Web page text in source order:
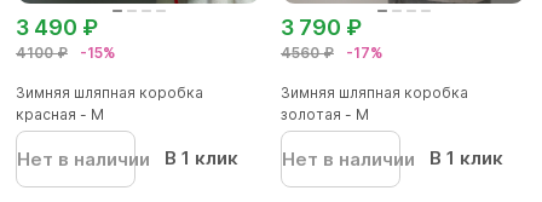
4100 ₽ -15%
3 490 ₽
Зимняя шляпная коробка
красная - М
Нет в наличии В 1 клик
4560 ₽ -17%
3 790 ₽
Зимняя шляпная коробка
золотая - М
Нет в наличии В 1 клик